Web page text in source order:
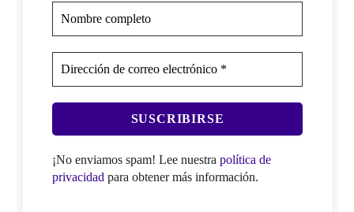
¡No enviamos spam! Lee nuestra política de
privacidad para obtener más información.